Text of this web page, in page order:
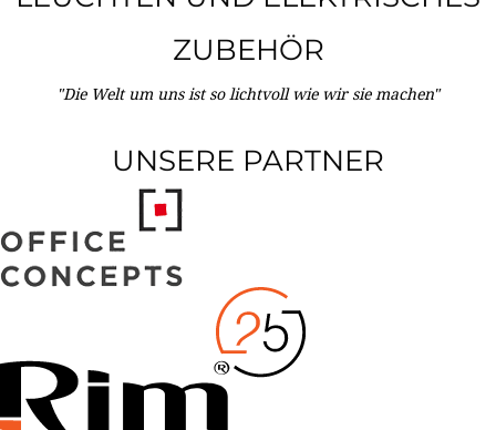
ZUBEHÖR
"Die Welt um uns ist so lichtvoll wie wir sie machen"
UNSERE PARTNER